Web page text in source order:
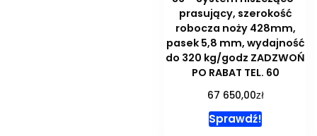
prasujący, szerokość
robocza noży 428mm,
pasek 5,8 mm, wydajność
do 320 kg/godz ZADZWOŃ
PO RABAT TEL. 60
67 650,00zł
Sprawdź!